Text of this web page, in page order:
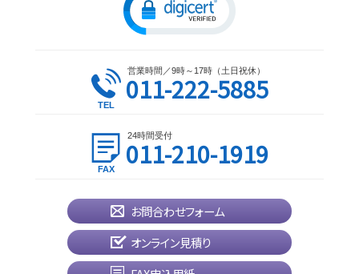
営業時間／9時～17時（土日祝休）
011-222-5885
24時間受付
011-210-1919
お問合わせフォーム
オンライン見積り